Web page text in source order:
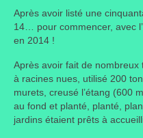
Revues
Evénements
Amis jardiniers du
Après avoir listé une
14… pour commencer, avec
en 2014 !
Après avoir fait de
à racines nues, utilisé 200
murets, creusé l’étang (600
au fond et planté, planté,
jardins étaient prêts à